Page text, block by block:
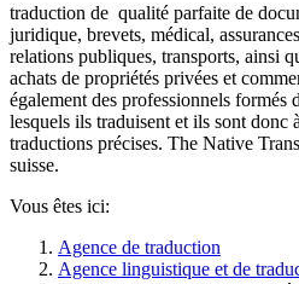
traduction de qualité parfaite de
juridique, brevets, médical,
relations publiques, transports, ainsi
achats de propriétés privées et
également des professionnels formés
lesquels ils traduisent et ils sont donc
traductions précises. The Native
suisse.
Vous êtes ici:
Agence de traduction
Agence linguistique et de